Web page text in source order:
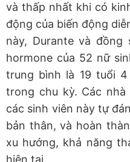
và thấp nhất khi có
động của biến động
này, Durante và
hormone của 52 nữ
trung bình là 19 tuổi
trong chu kỳ. Các nhà
các sinh viên này tự
bản thân, và hoàn
xu hướng, khả năng
hiện tại.